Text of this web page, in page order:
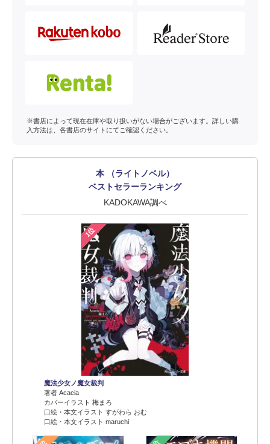
※書店によって現在在庫や取り扱いがない場合がございます。詳しい購
入方法は、各書店のサイトにてご確認ください。
本 （ライトノベル）
ベストセラーランキング
KADOKAWA調べ
1位
魔法少女ノ魔女裁判
著者 Acacia
カバーイラスト 梅まろ
口絵・本文イラスト すがわら おむ
口絵・本文イラスト maruchi